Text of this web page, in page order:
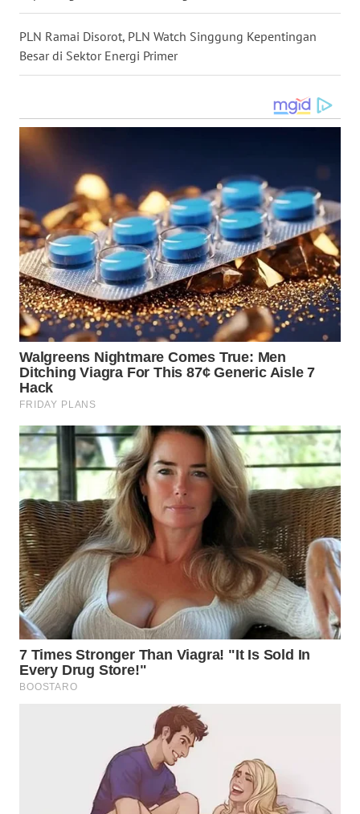
PLN Ramai Disorot, PLN Watch Singgung Kepentingan
Besar di Sektor Energi Primer
WN
MALUT
DAIRI
WN
NIAS
WN
LANGKAT
WN
TAPANULI
SELATAN
WN
TANJUNG
LESUNG
WN
KARO
WN
SIMALUNGUN
WN
LABUHANBATU
WN